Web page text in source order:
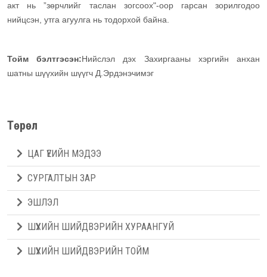
акт нь ”зөрчлийг таслан зогсоох"-оор гарсан зорилгодоо
нийцсэн, утга агуулга нь тодорхой байна.
Тойм бэлтгэсэн:Нийслэл дэх Захиргааны хэргийн анхан
шатны шүүхийн шүүгч Д.Эрдэнэчимэг
Төрөл
ЦАГ ҮЕИЙН МЭДЭЭ
СУРГАЛТЫН ЗАР
ЭШЛЭЛ
ШҮҮХИЙН ШИЙДВЭРИЙН ХУРААНГУЙ
ШҮҮХИЙН ШИЙДВЭРИЙН ТОЙМ